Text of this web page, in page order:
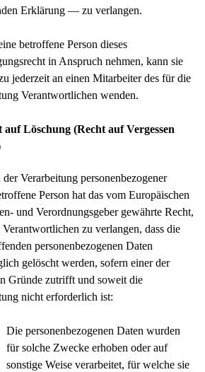
Erklärung — zu verlangen.
betroffene Person dieses
in Anspruch nehmen, kann sie
jederzeit an einen Mitarbeiter des für die
Verantwortlichen wenden.
auf Löschung (Recht auf Vergessen
der Verarbeitung personenbezogener
Person hat das vom Europäischen
und Verordnungsgeber gewährte Recht,
zu verlangen, dass die
personenbezogenen Daten
gelöscht werden, sofern einer der
Gründe zutrifft und soweit die
nicht erforderlich ist:
Die personenbezogenen Daten wurden
für solche Zwecke erhoben oder auf
sonstige Weise verarbeitet, für welche sie